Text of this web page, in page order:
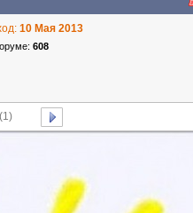
10 Мая 2013
608
(1)